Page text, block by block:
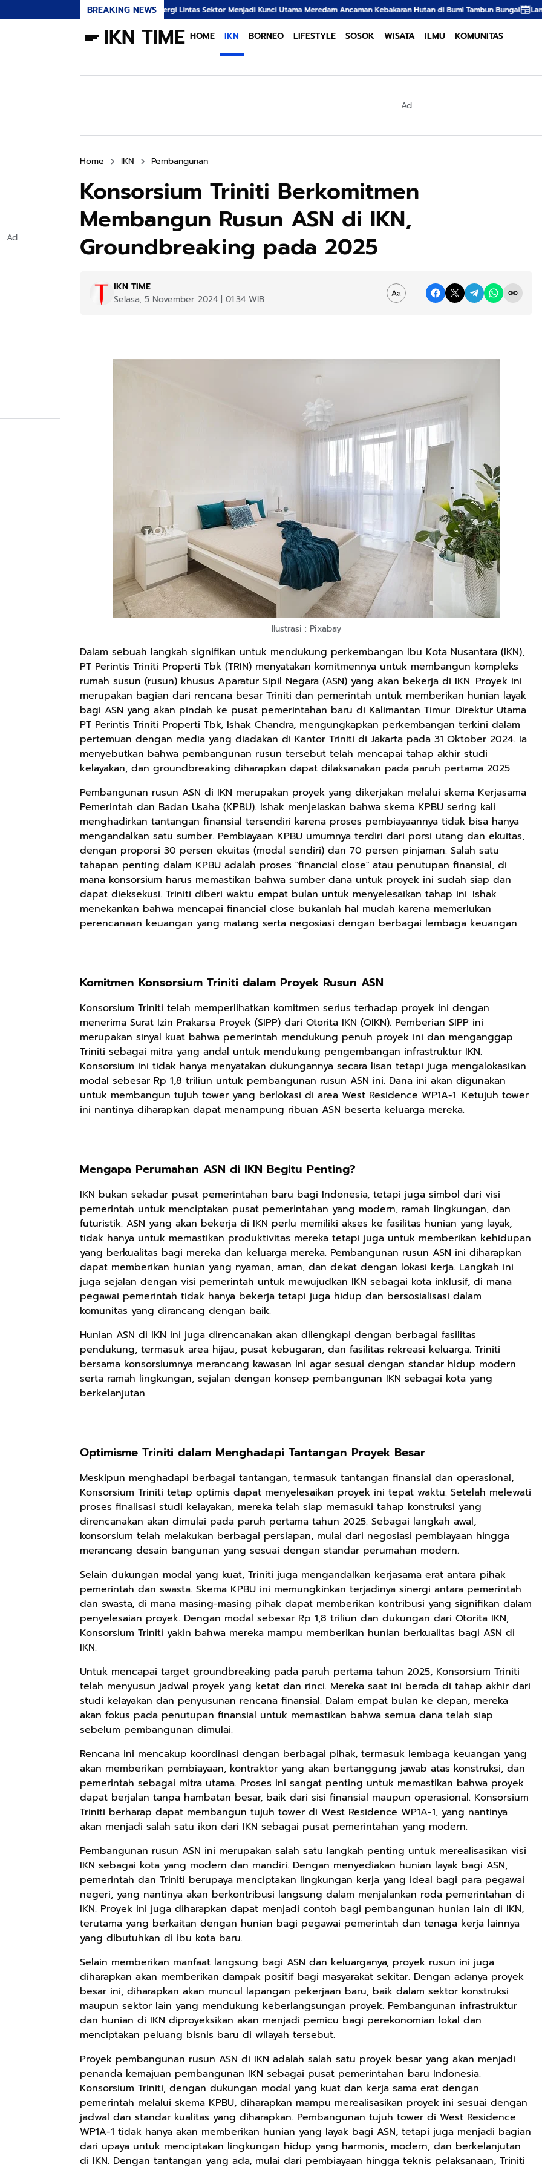
BREAKING NEWS
Sinergi Lintas Sektor Menjadi Kunci Utama Meredam Ancaman Kebakaran Hutan di Bumi Tambun Bungai Langkah Tegas
IKN TIME HOME IKN BORNEO LIFESTYLE SOSOK WISATA ILMU KOMUNITAS
Ad
Home IKN Pembangunan
Konsorsium Triniti Berkomitmen
Membangun Rusun ASN di IKN,
Groundbreaking pada 2025
IKN TIME
Selasa, 5 November 2024 | 01:34 WIB
Ilustrasi : Pixabay
Dalam sebuah langkah signifikan untuk mendukung perkembangan Ibu Kota Nusantara (IKN),
PT Perintis Triniti Properti Tbk (TRIN) menyatakan komitmennya untuk membangun kompleks
rumah susun (rusun) khusus Aparatur Sipil Negara (ASN) yang akan bekerja di IKN. Proyek ini
merupakan bagian dari rencana besar Triniti dan pemerintah untuk memberikan hunian layak
bagi ASN yang akan pindah ke pusat pemerintahan baru di Kalimantan Timur. Direktur Utama
PT Perintis Triniti Properti Tbk, Ishak Chandra, mengungkapkan perkembangan terkini dalam
pertemuan dengan media yang diadakan di Kantor Triniti di Jakarta pada 31 Oktober 2024. Ia
menyebutkan bahwa pembangunan rusun tersebut telah mencapai tahap akhir studi
kelayakan, dan groundbreaking diharapkan dapat dilaksanakan pada paruh pertama 2025.
Pembangunan rusun ASN di IKN merupakan proyek yang dikerjakan melalui skema Kerjasama
Pemerintah dan Badan Usaha (KPBU). Ishak menjelaskan bahwa skema KPBU sering kali
menghadirkan tantangan finansial tersendiri karena proses pembiayaannya tidak bisa hanya
mengandalkan satu sumber. Pembiayaan KPBU umumnya terdiri dari porsi utang dan ekuitas,
dengan proporsi 30 persen ekuitas (modal sendiri) dan 70 persen pinjaman. Salah satu
tahapan penting dalam KPBU adalah proses "financial close" atau penutupan finansial, di
mana konsorsium harus memastikan bahwa sumber dana untuk proyek ini sudah siap dan
dapat dieksekusi. Triniti diberi waktu empat bulan untuk menyelesaikan tahap ini. Ishak
menekankan bahwa mencapai financial close bukanlah hal mudah karena memerlukan
perencanaan keuangan yang matang serta negosiasi dengan berbagai lembaga keuangan.
Komitmen Konsorsium Triniti dalam Proyek Rusun ASN
Konsorsium Triniti telah memperlihatkan komitmen serius terhadap proyek ini dengan
menerima Surat Izin Prakarsa Proyek (SIPP) dari Otorita IKN (OIKN). Pemberian SIPP ini
merupakan sinyal kuat bahwa pemerintah mendukung penuh proyek ini dan menganggap
Triniti sebagai mitra yang andal untuk mendukung pengembangan infrastruktur IKN.
Konsorsium ini tidak hanya menyatakan dukungannya secara lisan tetapi juga mengalokasikan
modal sebesar Rp 1,8 triliun untuk pembangunan rusun ASN ini. Dana ini akan digunakan
untuk membangun tujuh tower yang berlokasi di area West Residence WP1A-1. Ketujuh tower
ini nantinya diharapkan dapat menampung ribuan ASN beserta keluarga mereka.
Mengapa Perumahan ASN di IKN Begitu Penting?
IKN bukan sekadar pusat pemerintahan baru bagi Indonesia, tetapi juga simbol dari visi
pemerintah untuk menciptakan pusat pemerintahan yang modern, ramah lingkungan, dan
futuristik. ASN yang akan bekerja di IKN perlu memiliki akses ke fasilitas hunian yang layak,
tidak hanya untuk memastikan produktivitas mereka tetapi juga untuk memberikan kehidupan
yang berkualitas bagi mereka dan keluarga mereka. Pembangunan rusun ASN ini diharapkan
dapat memberikan hunian yang nyaman, aman, dan dekat dengan lokasi kerja. Langkah ini
juga sejalan dengan visi pemerintah untuk mewujudkan IKN sebagai kota inklusif, di mana
pegawai pemerintah tidak hanya bekerja tetapi juga hidup dan bersosialisasi dalam
komunitas yang dirancang dengan baik.
Hunian ASN di IKN ini juga direncanakan akan dilengkapi dengan berbagai fasilitas
pendukung, termasuk area hijau, pusat kebugaran, dan fasilitas rekreasi keluarga. Triniti
bersama konsorsiumnya merancang kawasan ini agar sesuai dengan standar hidup modern
serta ramah lingkungan, sejalan dengan konsep pembangunan IKN sebagai kota yang
berkelanjutan.
Optimisme Triniti dalam Menghadapi Tantangan Proyek Besar
Meskipun menghadapi berbagai tantangan, termasuk tantangan finansial dan operasional,
Konsorsium Triniti tetap optimis dapat menyelesaikan proyek ini tepat waktu. Setelah melewati
proses finalisasi studi kelayakan, mereka telah siap memasuki tahap konstruksi yang
direncanakan akan dimulai pada paruh pertama tahun 2025. Sebagai langkah awal,
konsorsium telah melakukan berbagai persiapan, mulai dari negosiasi pembiayaan hingga
merancang desain bangunan yang sesuai dengan standar perumahan modern.
Selain dukungan modal yang kuat, Triniti juga mengandalkan kerjasama erat antara pihak
pemerintah dan swasta. Skema KPBU ini memungkinkan terjadinya sinergi antara pemerintah
dan swasta, di mana masing-masing pihak dapat memberikan kontribusi yang signifikan dalam
penyelesaian proyek. Dengan modal sebesar Rp 1,8 triliun dan dukungan dari Otorita IKN,
Konsorsium Triniti yakin bahwa mereka mampu memberikan hunian berkualitas bagi ASN di
IKN.
Untuk mencapai target groundbreaking pada paruh pertama tahun 2025, Konsorsium Triniti
telah menyusun jadwal proyek yang ketat dan rinci. Mereka saat ini berada di tahap akhir dari
studi kelayakan dan penyusunan rencana finansial. Dalam empat bulan ke depan, mereka
akan fokus pada penutupan finansial untuk memastikan bahwa semua dana telah siap
sebelum pembangunan dimulai.
Rencana ini mencakup koordinasi dengan berbagai pihak, termasuk lembaga keuangan yang
akan memberikan pembiayaan, kontraktor yang akan bertanggung jawab atas konstruksi, dan
pemerintah sebagai mitra utama. Proses ini sangat penting untuk memastikan bahwa proyek
dapat berjalan tanpa hambatan besar, baik dari sisi finansial maupun operasional. Konsorsium
Triniti berharap dapat membangun tujuh tower di West Residence WP1A-1, yang nantinya
akan menjadi salah satu ikon dari IKN sebagai pusat pemerintahan yang modern.
Pembangunan rusun ASN ini merupakan salah satu langkah penting untuk merealisasikan visi
IKN sebagai kota yang modern dan mandiri. Dengan menyediakan hunian layak bagi ASN,
pemerintah dan Triniti berupaya menciptakan lingkungan kerja yang ideal bagi para pegawai
negeri, yang nantinya akan berkontribusi langsung dalam menjalankan roda pemerintahan di
IKN. Proyek ini juga diharapkan dapat menjadi contoh bagi pembangunan hunian lain di IKN,
terutama yang berkaitan dengan hunian bagi pegawai pemerintah dan tenaga kerja lainnya
yang dibutuhkan di ibu kota baru.
Selain memberikan manfaat langsung bagi ASN dan keluarganya, proyek rusun ini juga
diharapkan akan memberikan dampak positif bagi masyarakat sekitar. Dengan adanya proyek
besar ini, diharapkan akan muncul lapangan pekerjaan baru, baik dalam sektor konstruksi
maupun sektor lain yang mendukung keberlangsungan proyek. Pembangunan infrastruktur
dan hunian di IKN diproyeksikan akan menjadi pemicu bagi perekonomian lokal dan
menciptakan peluang bisnis baru di wilayah tersebut.
Proyek pembangunan rusun ASN di IKN adalah salah satu proyek besar yang akan menjadi
penanda kemajuan pembangunan IKN sebagai pusat pemerintahan baru Indonesia.
Konsorsium Triniti, dengan dukungan modal yang kuat dan kerja sama erat dengan
pemerintah melalui skema KPBU, diharapkan mampu merealisasikan proyek ini sesuai dengan
jadwal dan standar kualitas yang diharapkan. Pembangunan tujuh tower di West Residence
WP1A-1 tidak hanya akan memberikan hunian yang layak bagi ASN, tetapi juga menjadi bagian
dari upaya untuk menciptakan lingkungan hidup yang harmonis, modern, dan berkelanjutan
di IKN. Dengan tantangan yang ada, mulai dari pembiayaan hingga teknis pelaksanaan, Triniti
Rp110.000
Ebook & Buku
Digital
Marketing Dari
Mindset untuk
Pemula
Shopee
Rp169.000
Buku The
History of
Borneo Asli
Rp165.000
Buku Filsafat
Dayak Kajian
Dayak
Rp125.000
Buku Seringai
Kunang-kunang
Pamungkas
ala Dayak:
Healing Wisdom
from the Heart
of Borneor
Google Book
The Shadow
Khight |
Google Book
Rp74.092
Eboo Novel
KANTU': Budaya
Suku Dayak
Borneo
Google Book
Rp71.706
Ebook Vescovo
Motociclista –
Kisah Nyata
Uskup Giulio
Barat
Google Book
Rp158.000
Kaos Sastra
Dayak West
Borneo All Size
Tema
Anyarmart
Rp2.999.000
Lukisan Sri
Sultan
Hamengkubowono
Anyarmart
Rp2.999.000
Lukisan Sri
Sultan
Hamengkubowono
Winarso
Anyarmart
Rp2.989.000
Lukisan Sri
Sultan
Hamengkubowono
Winarso
Shopee
Ad